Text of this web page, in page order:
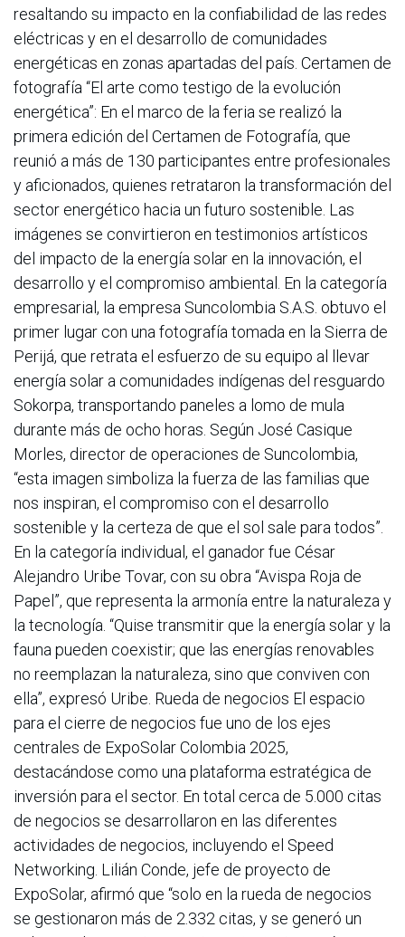
resaltando su impacto en la confiabilidad de las redes
eléctricas y en el desarrollo de comunidades
energéticas en zonas apartadas del país. Certamen de
fotografía “El arte como testigo de la evolución
energética”: En el marco de la feria se realizó la
primera edición del Certamen de Fotografía, que
reunió a más de 130 participantes entre profesionales
y aficionados, quienes retrataron la transformación del
sector energético hacia un futuro sostenible. Las
imágenes se convirtieron en testimonios artísticos
del impacto de la energía solar en la innovación, el
desarrollo y el compromiso ambiental. En la categoría
empresarial, la empresa Suncolombia S.A.S. obtuvo el
primer lugar con una fotografía tomada en la Sierra de
Perijá, que retrata el esfuerzo de su equipo al llevar
energía solar a comunidades indígenas del resguardo
Sokorpa, transportando paneles a lomo de mula
durante más de ocho horas. Según José Casique
Morles, director de operaciones de Suncolombia,
“esta imagen simboliza la fuerza de las familias que
nos inspiran, el compromiso con el desarrollo
sostenible y la certeza de que el sol sale para todos”.
En la categoría individual, el ganador fue César
Alejandro Uribe Tovar, con su obra “Avispa Roja de
Papel”, que representa la armonía entre la naturaleza y
la tecnología. “Quise transmitir que la energía solar y la
fauna pueden coexistir; que las energías renovables
no reemplazan la naturaleza, sino que conviven con
ella”, expresó Uribe. Rueda de negocios El espacio
para el cierre de negocios fue uno de los ejes
centrales de ExpoSolar Colombia 2025,
destacándose como una plataforma estratégica de
inversión para el sector. En total cerca de 5.000 citas
de negocios se desarrollaron en las diferentes
actividades de negocios, incluyendo el Speed
Networking. Lilián Conde, jefe de proyecto de
ExpoSolar, afirmó que “solo en la rueda de negocios
se gestionaron más de 2.332 citas, y se generó un